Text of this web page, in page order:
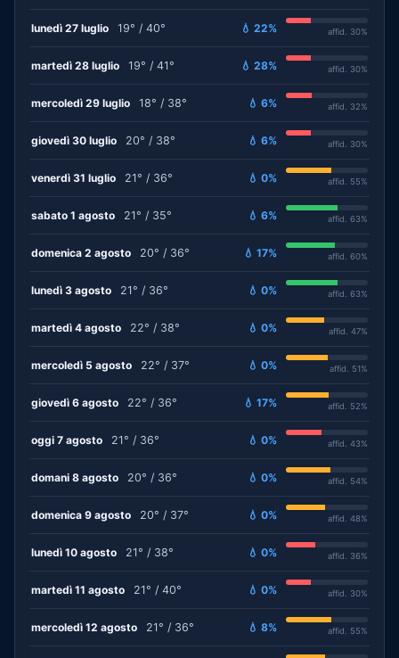
lunedì 27 luglio 19° / 40° 💧 22% affid. 30%
martedì 28 luglio 19° / 41° 💧 28% affid. 30%
mercoledì 29 luglio 18° / 38° 💧 6% affid. 32%
giovedì 30 luglio 20° / 38° 💧 6% affid. 30%
venerdì 31 luglio 21° / 36° 💧 0% affid. 55%
sabato 1 agosto 21° / 35° 💧 6% affid. 63%
domenica 2 agosto 20° / 36° 💧 17% affid. 60%
lunedì 3 agosto 21° / 36° 💧 0% affid. 63%
martedì 4 agosto 22° / 38° 💧 0% affid. 47%
mercoledì 5 agosto 22° / 37° 💧 0% affid. 51%
giovedì 6 agosto 22° / 36° 💧 17% affid. 52%
oggi 7 agosto 21° / 36° 💧 0% affid. 43%
domani 8 agosto 20° / 36° 💧 0% affid. 54%
domenica 9 agosto 20° / 37° 💧 0% affid. 48%
lunedì 10 agosto 21° / 38° 💧 0% affid. 36%
martedì 11 agosto 21° / 40° 💧 0% affid. 30%
mercoledì 12 agosto 21° / 36° 💧 8% affid. 55%